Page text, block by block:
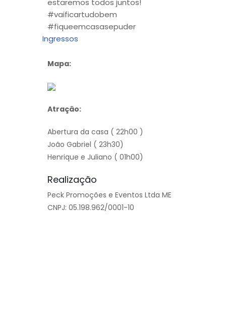
estaremos todos juntos!
#vaificartudobem
#fiqueemcasasepuder
Ingressos
Mapa:
Atração:
Abertura da casa ( 22h00 )
João Gabriel ( 23h30)
Henrique e Juliano ( 01h00)
Realização
Peck Promoções e Eventos Ltda ME
CNPJ: 05.198.962/0001-10